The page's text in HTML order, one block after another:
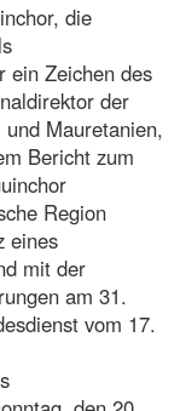
die
ein Zeichen des
der
Mauretanien,
Bericht zum
Region
eines
mit der
am 31.
vom 17.